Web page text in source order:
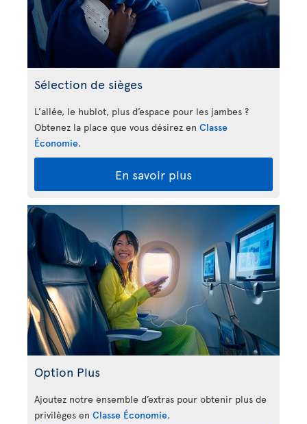
Sélection de sièges
L’allée, le hublot, plus d’espace pour les jambes ?
Obtenez la place que vous désirez en Classe
Économie.
En savoir plus
Option Plus
Ajoutez notre ensemble d’extras pour obtenir plus de
privilèges en Classe Économie.